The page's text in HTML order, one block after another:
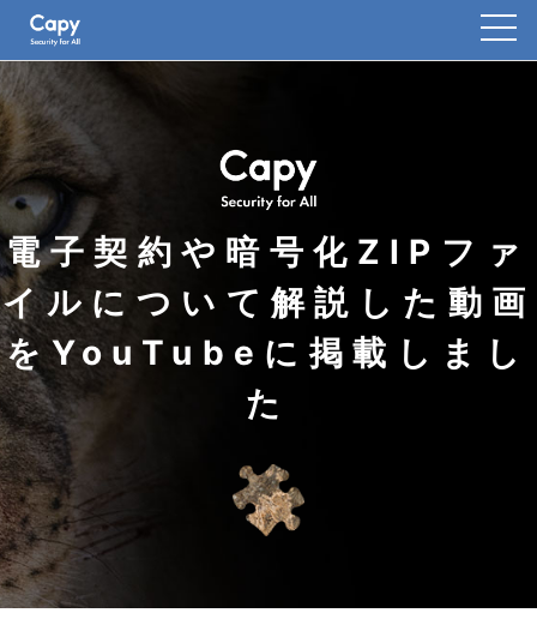
電子契約や暗号化ZIPファ
イルについて解説した動画
をYouTubeに掲載しまし
た